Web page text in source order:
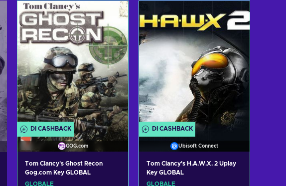
Aggiungi al carrello
Visualizza offerte Visualizza offerte
DI CASHBACK
GOG.com
Tom Clancy's Ghost Recon
Gog.com Key GLOBAL
GLOBALE
DI CASHBACK
Ubisoft Connect
Tom Clancy's H.A.W.X. 2 Uplay
Key GLOBAL
GLOBALE